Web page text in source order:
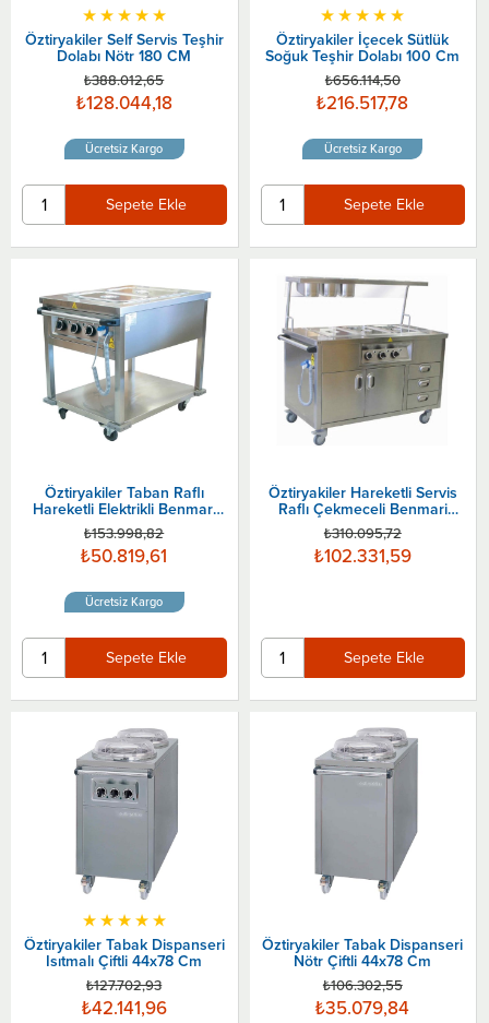
Öztiryakiler Self Servis Teşhir
Dolabı Nötr 180 CM
★★★★★
₺128.044,18
₺388.012,65
Sepete Ekle
Ücretsiz Kargo
Öztiryakiler İçecek Sütlük
Soğuk Teşhir Dolabı 100 Cm
★★★★★
₺216.517,78
₺656.114,50
Sepete Ekle
Ücretsiz Kargo
Öztiryakiler Taban Raflı
Hareketli Elektrikli Benmari
90x70 Cm
₺50.819,61
₺153.998,82
Sepete Ekle
Ücretsiz Kargo
Öztiryakiler Hareketli Servis
Raflı Çekmeceli Benmari
130x70 Cm
₺102.331,59
₺310.095,72
Sepete Ekle
Öztiryakiler Tabak Dispanseri
Isıtmalı Çiftli 44x78 Cm
★★★★★
₺42.141,96
₺127.702,93
Öztiryakiler Tabak Dispanseri
Nötr Çiftli 44x78 Cm
₺35.079,84
₺106.302,55